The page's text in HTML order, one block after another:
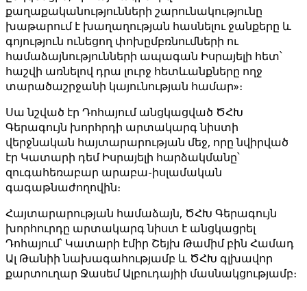
քաղաքականությունների շարունակությունը
խաթարում է խաղաղության հասնելու ջանքերը և
գոյություն ունեցող փոխըմբռնումների ու
համաձայնությունների ապագան Իսրայելի հետ՝
հաշվի առնելով դրա լուրջ հետևանքները ողջ
տարածաշրջանի կայունության համար»։
Սա նշված էր Դոհայում անցկացված ԾՀԽ
Գերագույն խորհրդի արտակարգ նիստի
վերջնական հայտարարության մեջ, որը նվիրված
էր Կատարի դեմ Իսրայելի հարձակմանը՝
զուգահեռաբար արաբա-իսլամական
գագաթնաժողովին։
Հայտարարության համաձայն, ԾՀԽ Գերագույն
խորհուրդը արտակարգ նիստ է անցկացրել
Դոհայում՝ Կատարի էմիր Շեյխ Թամիմ բին Համադ
Ալ Թանիի նախագահությամբ և ԾՀԽ գլխավոր
քարտուղար Ջասեմ Ալբուդայիի մասնակցությամբ։